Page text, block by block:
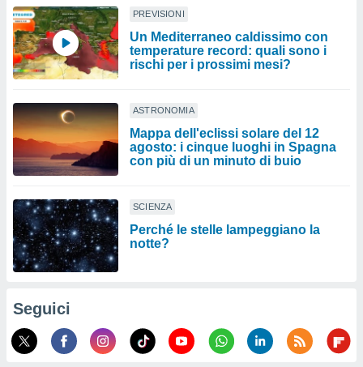
PREVISIONI
Un Mediterraneo caldissimo con
temperature record: quali sono i
rischi per i prossimi mesi?
ASTRONOMIA
Mappa dell'eclissi solare del 12
agosto: i cinque luoghi in Spagna
con più di un minuto di buio
SCIENZA
Perché le stelle lampeggiano la
notte?
Seguici